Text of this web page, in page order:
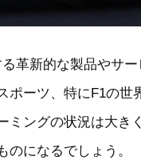
革新的な製品やサ
ポーツ、特にF1の世
ミングの状況は大き
になるでしょう。